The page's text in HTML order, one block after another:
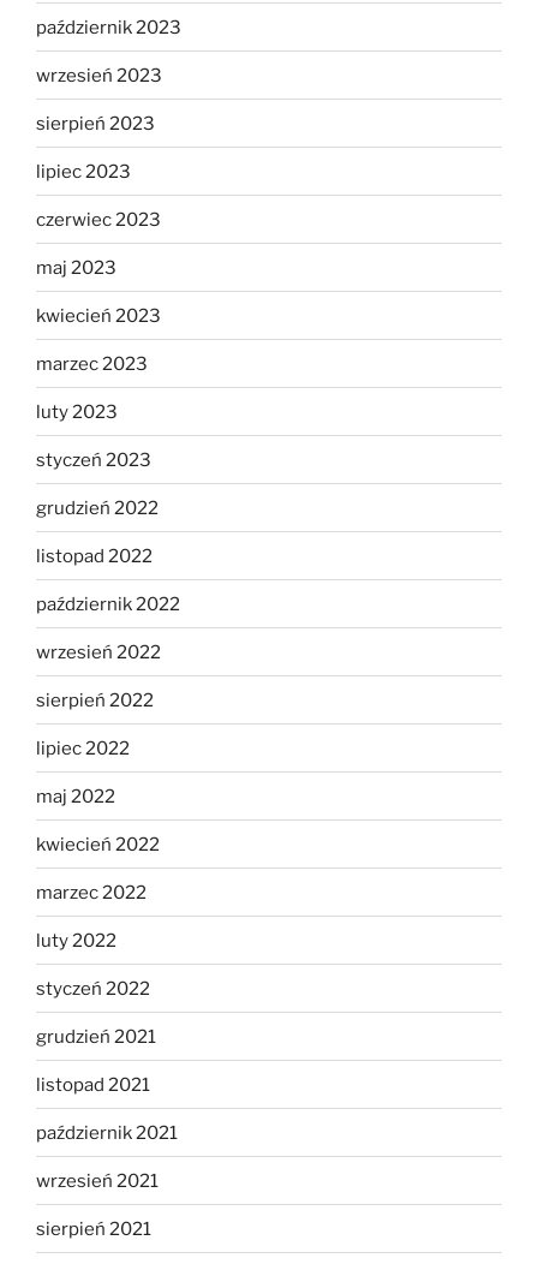
październik 2023
wrzesień 2023
sierpień 2023
lipiec 2023
czerwiec 2023
maj 2023
kwiecień 2023
marzec 2023
luty 2023
styczeń 2023
grudzień 2022
listopad 2022
październik 2022
wrzesień 2022
sierpień 2022
lipiec 2022
maj 2022
kwiecień 2022
marzec 2022
luty 2022
styczeń 2022
grudzień 2021
listopad 2021
październik 2021
wrzesień 2021
sierpień 2021